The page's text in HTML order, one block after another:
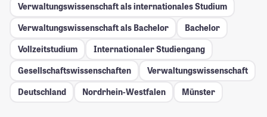
Verwaltungswissenschaft als internationales Studium
Verwaltungswissenschaft als Bachelor
Bachelor
Vollzeitstudium
Internationaler Studiengang
Gesellschafts­wissenschaften
Verwaltungswissenschaft
Deutschland
Nordrhein-Westfalen Münster